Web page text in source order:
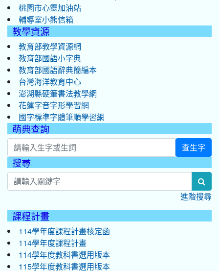
桃園市心靈加油站
輔導室小熊信箱
教學資源
教育部教學資源網
教育部國語小字典
教育部國語辭典簡編本
台灣海洋教育中心
澎湖縣硬筆書法教學網
花蓮字音字形學習網
國字標準字體筆順學習網
萌典查詢
查生字
搜尋
進階搜尋
課程計畫
114學年度課程計畫核定函
114學年度課程計畫
114學年度教科書選用版本
115學年度教科書選用版本